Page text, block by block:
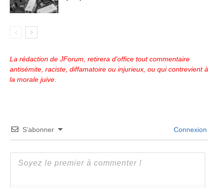
La rédaction de JForum, retirera d'office tout commentaire
antisémite, raciste, diffamatoire ou injurieux, ou qui contrevient à
la morale juive.
S’abonner Connexion